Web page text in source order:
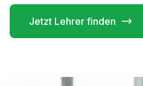
Jetzt Lehrer finden